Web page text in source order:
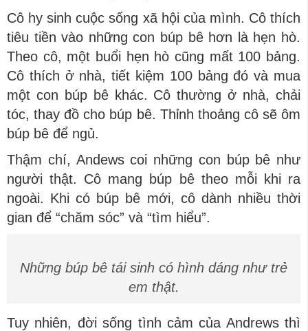
Cô hy sinh cuộc sống xã hội của mình. Cô thích
tiêu tiền vào những con búp bê hơn là hẹn hò.
Theo cô, một buổi hẹn hò cũng mất 100 bảng.
Cô thích ở nhà, tiết kiệm 100 bảng đó và mua
một con búp bê khác. Cô thường ở nhà, chải
tóc, thay đồ cho búp bê. Thỉnh thoảng cô sẽ ôm
búp bê để ngủ.
Thậm chí, Andews coi những con búp bê như
người thật. Cô mang búp bê theo mỗi khi ra
ngoài. Khi có búp bê mới, cô dành nhiều thời
gian để “chăm sóc” và “tìm hiểu”.
Những búp bê tái sinh có hình dáng như trẻ
em thật.
Tuy nhiên, đời sống tình cảm của Andrews thì